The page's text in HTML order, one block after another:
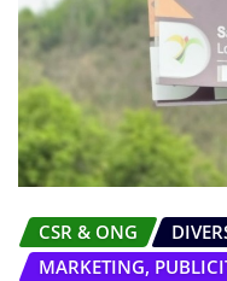
CSR & ONG
MARKETING,